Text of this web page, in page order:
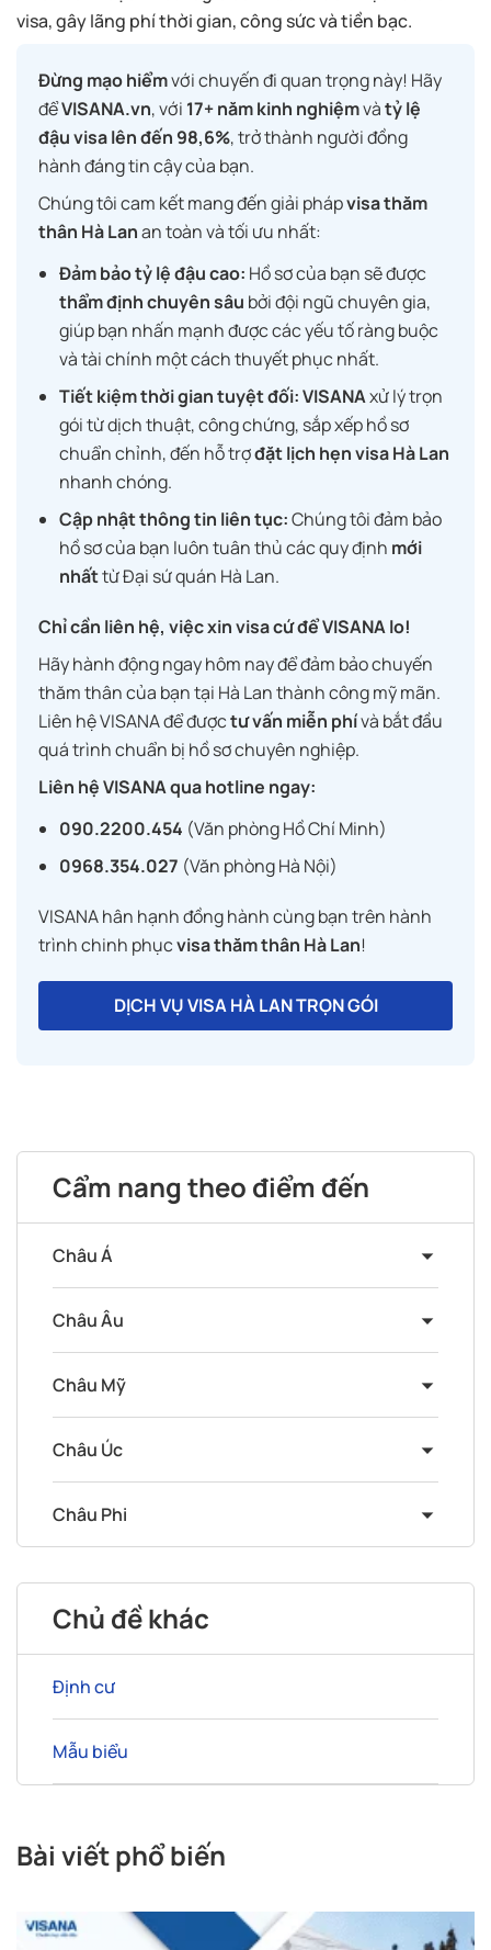
visa, gây lãng phí thời gian, công sức và tiền bạc.
Đừng mạo hiểmvới chuyến đi quan trọng này! Hãy
đểVISANA.vn, với 17+ năm kinh nghiệmvàtỷ lệ
đậu visa lên đến 98,6%, trở thành người đồng
hành đáng tin cậy của bạn.
Chúng tôi cam kết mang đến giải phápvisa thăm
thân Hà Lanan toàn và tối ưu nhất:
Đảm bảo tỷ lệ đậu cao: Hồ sơ của bạn sẽ được
thẩm định chuyên sâu bởi đội ngũ chuyên gia,
giúp bạn nhấn mạnh được các yếu tố ràng buộc
và tài chính một cách thuyết phục nhất.
Tiết kiệm thời gian tuyệt đối:VISANAxử lý trọn
gói từ dịch thuật, công chứng, sắp xếp hồ sơ
chuẩn chỉnh, đến hỗ trợđặt lịch hẹn visa Hà Lan
nhanh chóng.
Cập nhật thông tin liên tục:Chúng tôi đảm bảo
hồ sơ của bạn luôn tuân thủ các quy định mới
nhấttừ Đại sứ quán Hà Lan.
Chỉ cần liên hệ, việc xin visa cứ để VISANA lo!
Hãy hành động ngay hôm nay để đảm bảo chuyến
thăm thân của bạn tại Hà Lan thành công mỹ mãn.
Liên hệ VISANA để đượctư vấn miễn phívà bắt đầu
quá trình chuẩn bị hồ sơ chuyên nghiệp.
Liên hệ VISANA qua hotline ngay:
090.2200.454 (Văn phòng Hồ Chí Minh)
0968.354.027 (Văn phòng Hà Nội)
VISANA hân hạnh đồng hành cùng bạn trên hành
trình chinh phụcvisa thăm thân Hà Lan!
DỊCH VỤ VISA HÀ LAN TRỌN GÓI
Cẩm nang theo điểm đến
Châu Á
Châu Âu
Châu Mỹ
Châu Úc
Châu Phi
Chủ đề khác
Định cư
Mẫu biểu
Bài viết phổ biến